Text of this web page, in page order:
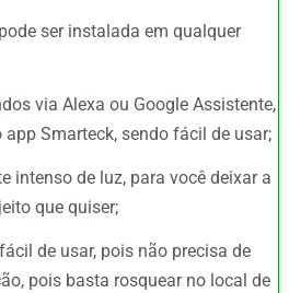
ser instalada em qualquer
via Alexa ou Google Assistente,
app Smarteck, sendo fácil de usar;
intenso de luz, para você deixar a
que quiser;
de usar, pois não precisa de
pois basta rosquear no local de